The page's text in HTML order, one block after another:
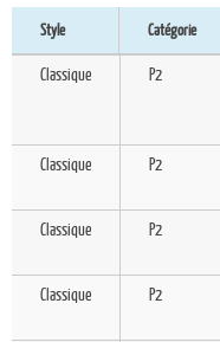
Style Catégorie
Style Catégorie
Classique P2
Classique P2
Classique P2
Classique P2